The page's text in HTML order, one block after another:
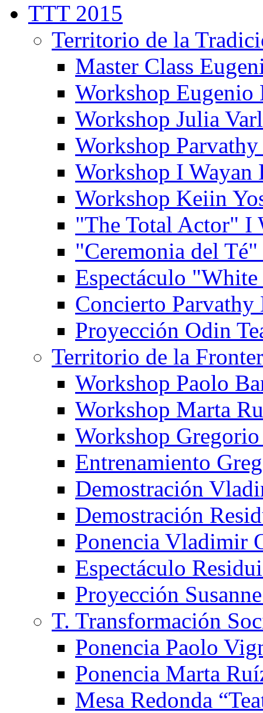
TTT 2015
Territorio de la
Master Class
Workshop Eugenio
Workshop Julia
Workshop
Workshop I Wayan
Workshop Keiin
"The Total Actor" I
"Ceremonia del
Espectáculo
Concierto Parvathy
Proyección Odin
Territorio de la
Workshop Paolo
Workshop Marta
Workshop
Entrenamiento
Demostración
Demostración
Ponencia Vladimir
Espectáculo
Proyección
T. Transformación
Ponencia Paolo
Ponencia Marta
Mesa Redonda